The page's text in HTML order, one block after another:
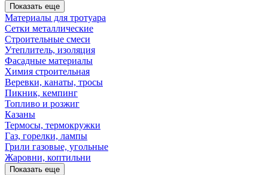
Показать еще
Материалы для тротуара
Сетки металлические
Строительные смеси
Утеплитель, изоляция
Фасадные материалы
Химия строительная
Веревки, канаты, тросы
Пикник, кемпинг
Топливо и розжиг
Казаны
Термосы, термокружки
Газ, горелки, лампы
Грили газовые, угольные
Жаровни, коптильни
Показать еще